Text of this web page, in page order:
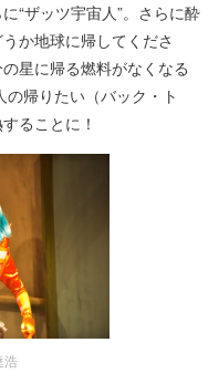
“ザッツ宇宙人”。さらに酔
か地球に帰してくださ
星に帰る燃料がなくなる
帰りたい（バック・ト
ることに！
浩